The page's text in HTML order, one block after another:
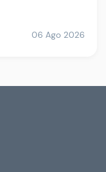
06 Ago 2026